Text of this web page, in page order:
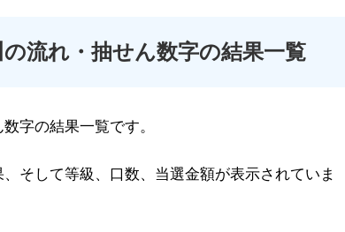
流れ・抽せん数字の結果一覧
字の結果一覧です。
そして等級、口数、当選金額が表示されていま